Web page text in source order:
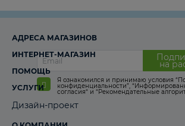
на
Я ознакомился и принимаю условия
конфиденциальности”,
согласия“ и “Рекомендательные
АДРЕСА МАГАЗИНОВ
ИНТЕРНЕТ-МАГАЗИН
ПОМОЩЬ
УСЛУГИ
Дизайн-проект